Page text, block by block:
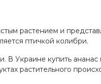
растением и
птичкой колибри.
В Украине купить
растительного